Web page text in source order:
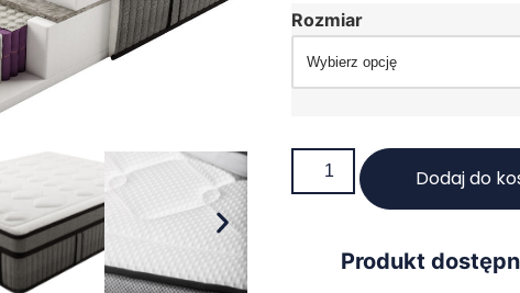
Rozmiar
Dodaj do
Produkt